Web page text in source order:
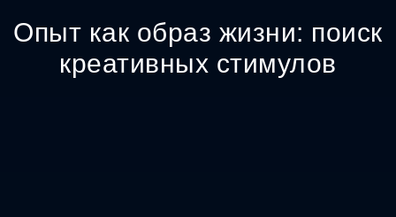
Опыт как образ жизни: поиск
креативных стимулов